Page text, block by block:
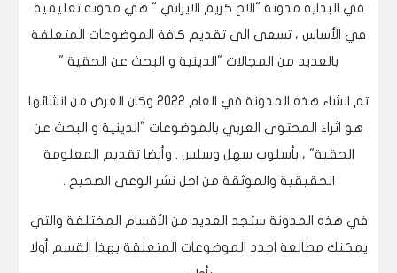
في البداية مدونة "الاخ كريم الايراني " هي مدونة تعليمية
في الأساس ، تسعى الى تقديم كافة الموضوعات المتعلقة
بالعديد من المجالات "الدينية و البحث عن الحقية "
تم انشاء هذه المدونة في العام 2022 وكان الغرض من انشائها
هو اثراء المحتوى العربي بالموضوعات "الدينية و البحث عن
الحقية" ، بأسلوب سهل وسلس . وأيضا تقديم المعلومة
الحقيقية والموثقة من اجل نشر الوعى الصحيح .
في هذه المدونة ستجد العديد من الأقسام المختلفة والتي
يمكنك مطالعة اجدد الموضوعات المتعلقة بهذا القسم أولا